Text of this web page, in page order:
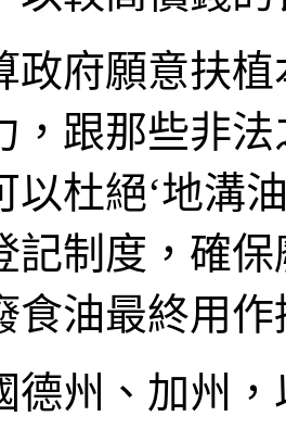
政府願意扶
，跟那些非
以杜絕‘地溝
記制度，確
食油最終用
德州、加州